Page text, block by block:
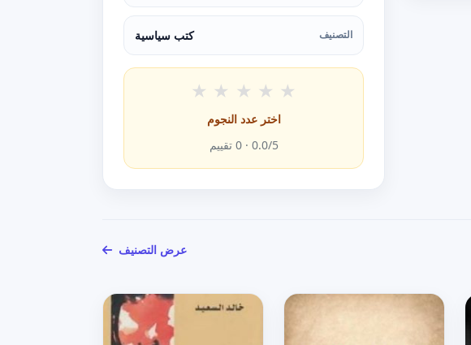
التصنيف كتب سياسية
★ ★ ★ ★ ★
اختر عدد النجوم
0.0/5 ·
0 تقييم
عرض التصنيف